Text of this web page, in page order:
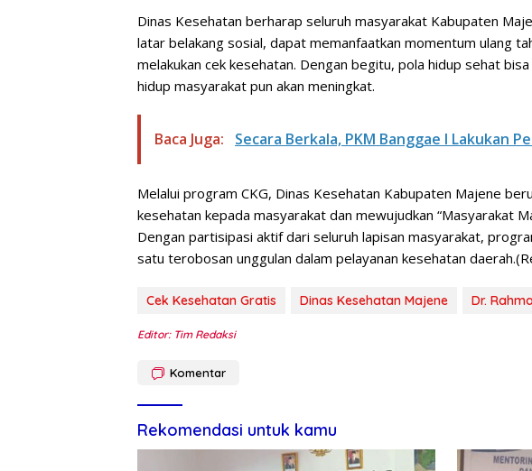
Dinas Kesehatan berharap seluruh masyarakat Kabupaten
latar belakang sosial, dapat memanfaatkan momentum ulang
melakukan cek kesehatan. Dengan begitu, pola hidup sehat
hidup masyarakat pun akan meningkat.
Baca Juga: Secara Berkala, PKM Banggae I Lakukan
Melalui program CKG, Dinas Kesehatan Kabupaten Majene
kesehatan kepada masyarakat dan mewujudkan “Masyarakat
Dengan partisipasi aktif dari seluruh lapisan masyarakat,
satu terobosan unggulan dalam pelayanan kesehatan
Cek Kesehatan Gratis Dinas Kesehatan Majene Dr.
Editor: Tim Redaksi
Komentar
Rekomendasi untuk kamu